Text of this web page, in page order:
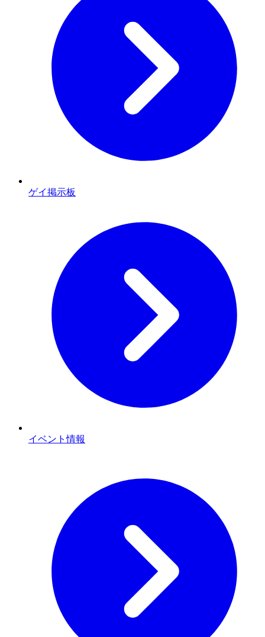
ゲイ掲示板
イベント情報